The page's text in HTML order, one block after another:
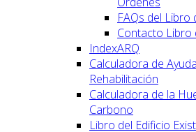
FAQs del Libro
Contacto Libro
IndexARQ
Calculadora de
Rehabilitación
Calculadora de la
Carbono
Libro del Edificio